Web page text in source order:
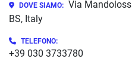
DOVE SIAMO: Via
BS, Italy
TELEFONO:
+39 030 3733780